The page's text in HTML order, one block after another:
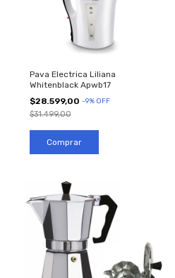
Pava Electrica Liliana
Whitenblack Apwb17
$28.599,00 -9% OFF
$31.499,00